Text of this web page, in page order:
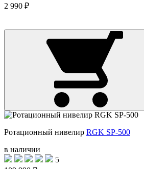
2 990 ₽
Ротационный нивелир RGK SP-500
в наличии
5